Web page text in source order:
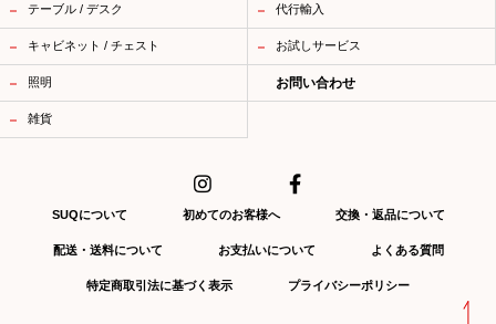
テーブル / デスク
キャビネット / チェスト
照明
雑貨
代行輸入
お試しサービス
お問い合わせ
SUQについて 初めてのお客様へ 交換・返品について
配送・送料について お支払いについて よくある質問
特定商取引法に基づく表示 プライバシーポリシー